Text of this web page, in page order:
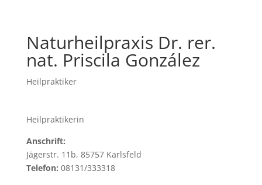
Naturheilpraxis Dr. rer.
nat. Priscila González
Heilpraktiker
Heilpraktikerin
Anschrift:
Jägerstr. 11b, 85757 Karlsfeld
Telefon: 08131/333318